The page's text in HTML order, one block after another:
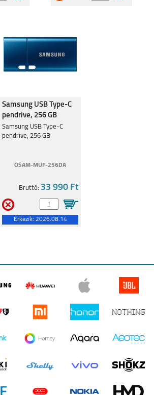
Samsung USB Type-C
pendrive, 256 GB
Samsung USB Type-C
pendrive, 256 GB
OSAM-MUF-256DA
Bruttó: 33 990 Ft
Érkezik: 2026.08.14